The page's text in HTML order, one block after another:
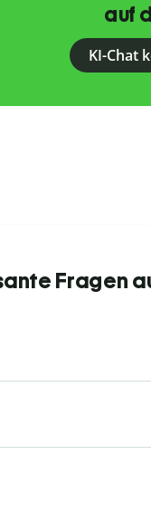
auf
KI-Chat
Fragen